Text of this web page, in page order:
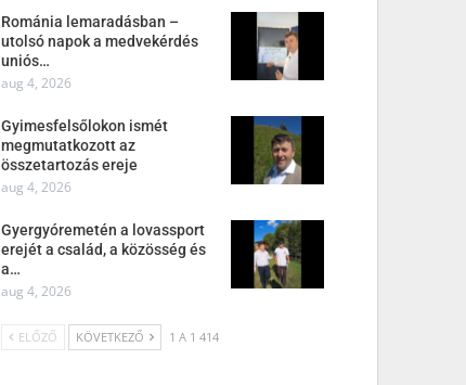
Románia lemaradásban –
utolsó napok a medvekérdés
uniós…
aug 4, 2026
Gyimesfelsőlokon ismét
megmutatkozott az
összetartozás ereje
aug 4, 2026
Gyergyóremetén a lovassport
erejét a család, a közösség és
a…
aug 4, 2026
ELŐZŐ KÖVETKEZŐ 1 A 1 414